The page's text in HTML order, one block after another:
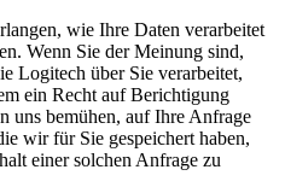
wie Ihre Daten verarbeitet
Wenn Sie der Meinung sind,
Logitech über Sie verarbeitet,
ein Recht auf Berichtigung
uns bemühen, auf Ihre Anfrage
wir für Sie gespeichert haben,
einer solchen Anfrage zu